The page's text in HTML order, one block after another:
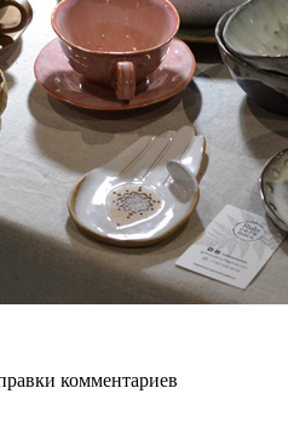
комментариев